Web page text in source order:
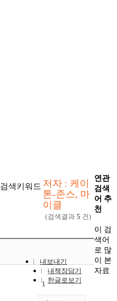
검색키워드 저자 : 케이
톤-존스, 마
이클
(검색결과 5 건)
내보내기
내책장담기
한글로보기
1
연관
검색
어 추
천
이 검
색어
로 많
이 본
자료